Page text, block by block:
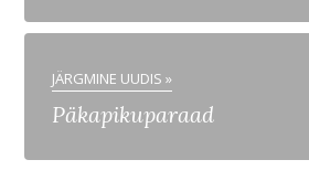
JÄRGMINE UUDIS »
Päkapikuparaad